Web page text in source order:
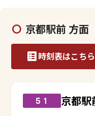
京都駅前 方面
時刻表はこちら
５１ 京都駅